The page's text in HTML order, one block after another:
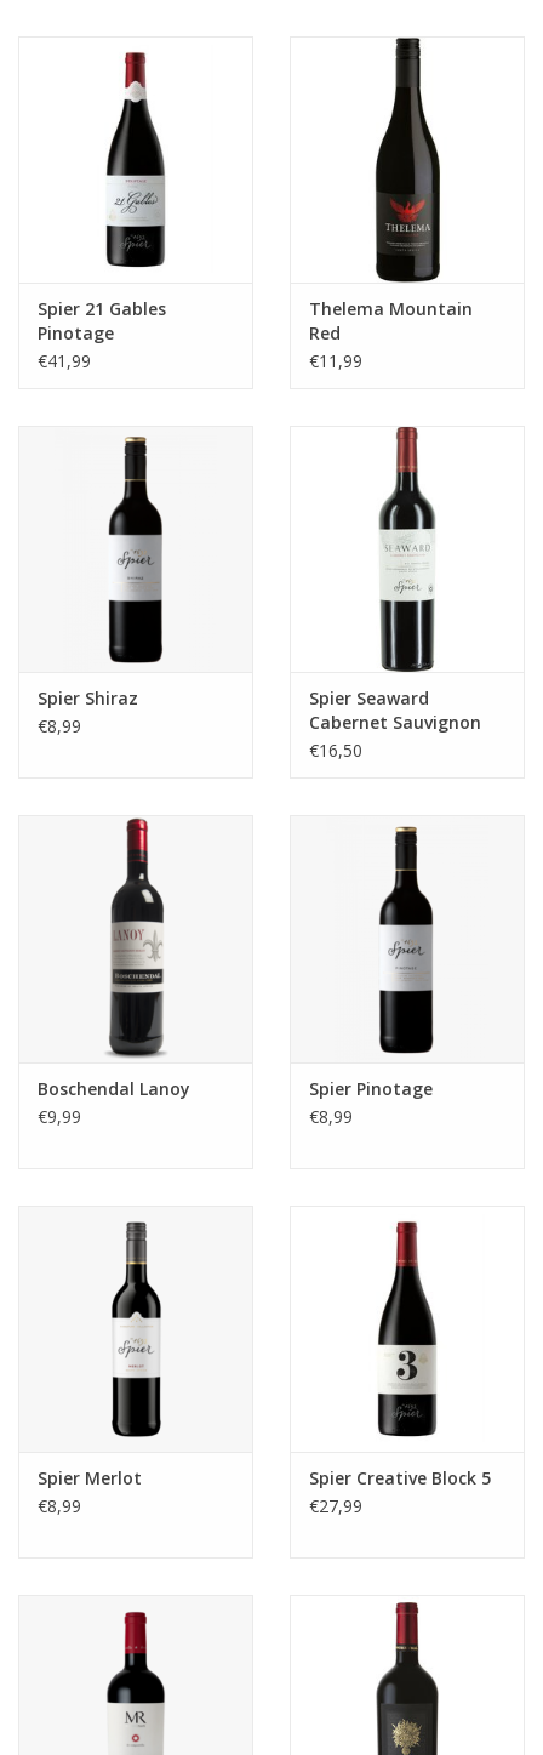
Spier 21 Gables
Pinotage
€41,99
Thelema Mountain
Red
€11,99
Spier Shiraz
€8,99
Spier Seaward
Cabernet Sauvignon
€16,50
Boschendal Lanoy
€9,99
Spier Pinotage
€8,99
Spier Merlot
€8,99
Spier Creative Block 5
€27,99